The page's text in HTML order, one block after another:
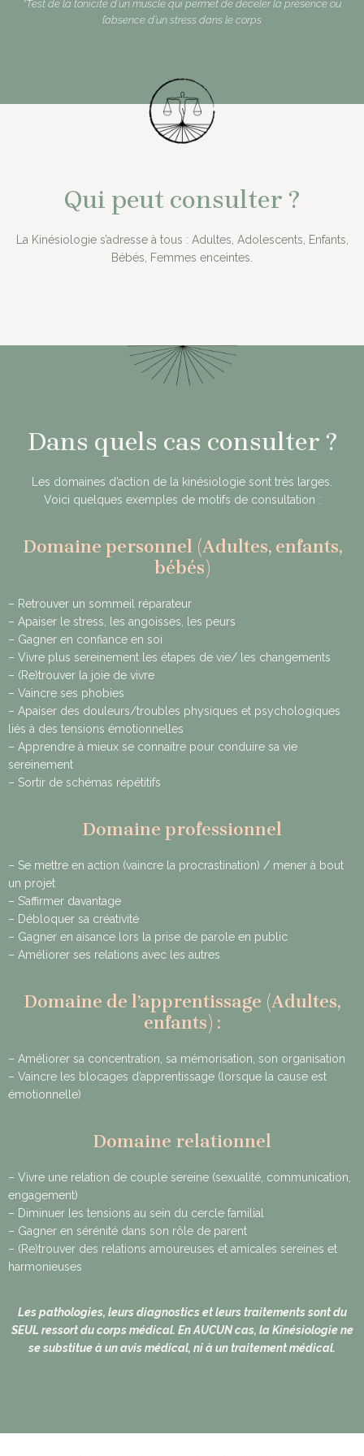
*Test de la tonicité d’un muscle qui permet de déceler la présence ou
l’absence d’un stress dans le corps
Qui peut consulter ?
La Kinésiologie s’adresse à tous : Adultes, Adolescents, Enfants,
Bébés, Femmes enceintes.
Dans quels cas consulter ?
Les domaines d’action de la kinésiologie sont très larges.
Voici quelques exemples de motifs de consultation :
Domaine personnel (Adultes, enfants,
bébés)
– Retrouver un sommeil réparateur
– Apaiser le stress, les angoisses, les peurs
– Gagner en confiance en soi
– Vivre plus sereinement les étapes de vie/ les changements
– (Re)trouver la joie de vivre
– Vaincre ses phobies
– Apaiser des douleurs/troubles physiques et psychologiques
liés à des tensions émotionnelles
– Apprendre à mieux se connaitre pour conduire sa vie
sereinement
– Sortir de schémas répétitifs
Domaine professionnel
– Se mettre en action (vaincre la procrastination) / mener à bout
un projet
– S’affirmer davantage
– Débloquer sa créativité
– Gagner en aisance lors la prise de parole en public
– Améliorer ses relations avec les autres
Domaine de l’apprentissage (Adultes,
enfants) :
– Améliorer sa concentration, sa mémorisation, son organisation
– Vaincre les blocages d’apprentissage (lorsque la cause est
émotionnelle)
Domaine relationnel
– Vivre une relation de couple sereine (sexualité, communication,
engagement)
– Diminuer les tensions au sein du cercle familial
– Gagner en sérénité dans son rôle de parent
– (Re)trouver des relations amoureuses et amicales sereines et
harmonieuses
Les pathologies, leurs diagnostics et leurs traitements sont du
SEUL ressort du corps médical. En AUCUN cas, la Kinésiologie ne
se substitue à un avis médical, ni à un traitement médical.